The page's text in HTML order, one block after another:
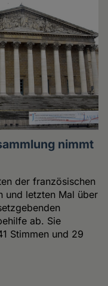
nimmt
der französischen
und letzten Mal über
ab. Sie
Stimmen und 29